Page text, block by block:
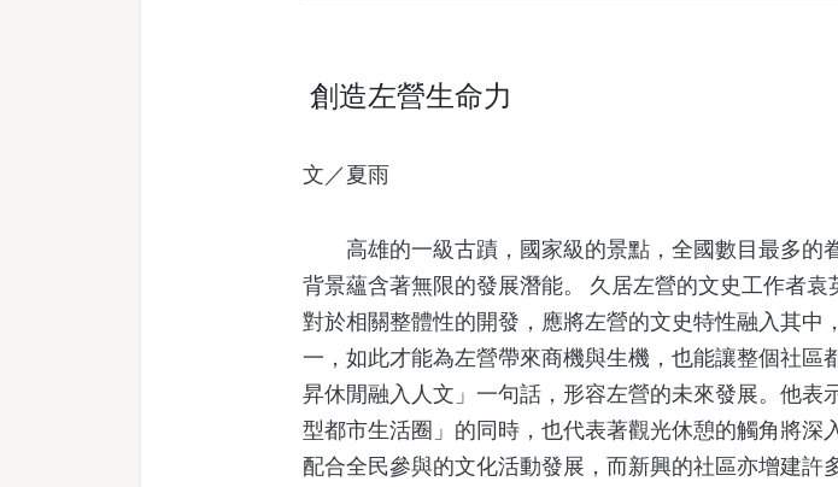
創造左營生命力
文／夏雨
高雄的一級古蹟，國家級的景點，全國數目最多的
背景蘊含著無限的發展潛能。 久居左營的文史工作者
對於相關整體性的開發，應將左營的文史特性融入其中
一，如此才能為左營帶來商機與生機，也能讓整個社
昇休閒融入人文」一句話，形容左營的未來發展。他
型都市生活圈」的同時，也代表著觀光休憩的觸角將
配合全民參與的文化活動發展，而新興的社區亦增建許